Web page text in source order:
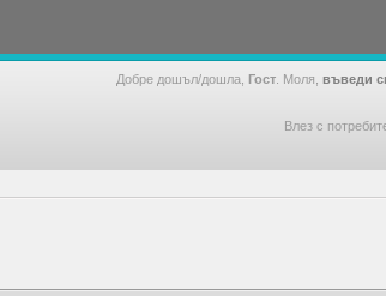
Добре дошъл/дошла, Гост . Моля, въведи
Влез с